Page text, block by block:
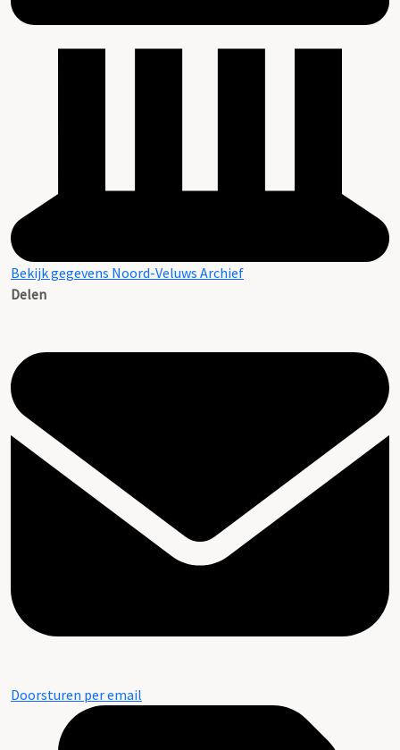
Bekijk gegevens Noord-Veluws Archief
Delen
Doorsturen per email